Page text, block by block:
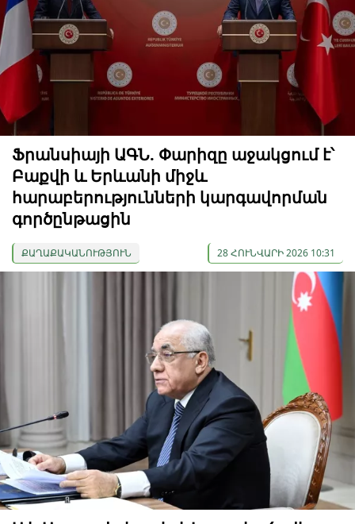
Ֆրանսիայի ԱԳՆ. Փարիզը աջակցում է՝
Բաքվի և Երևանի միջև
հարաբերությունների կարգավորման
գործընթացին
ՔԱՂԱՔԱԿԱՆՈՒԹՅՈՒՆ 28 ՀՈՒՆՎԱՐԻ 2026 10:31